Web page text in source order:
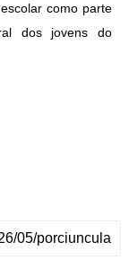
como parte
dos jovens do